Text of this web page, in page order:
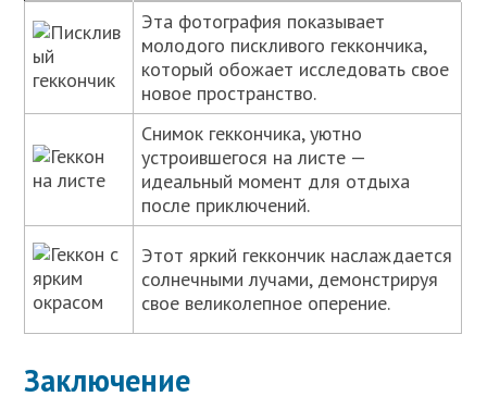
Эта фотография показывает
молодого пискливого геккончика,
который обожает исследовать свое
новое пространство.
Снимок геккончика, уютно
устроившегося на листе —
идеальный момент для отдыха
после приключений.
Этот яркий геккончик наслаждается
солнечными лучами, демонстрируя
свое великолепное оперение.
Заключение